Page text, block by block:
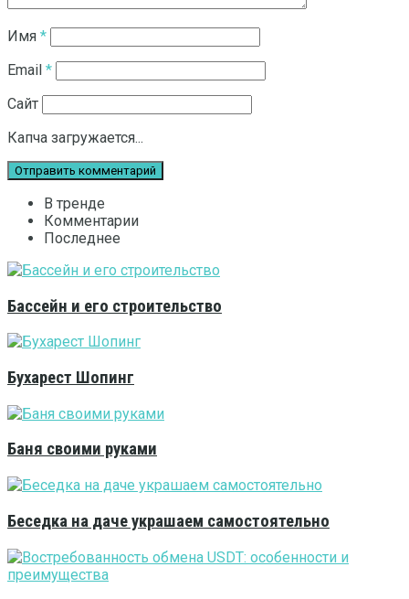
Имя *
Email *
Сайт
Капча загружается...
В тренде
Комментарии
Последнее
Бассейн и его строительство
Бухарест Шопинг
Баня своими руками
Беседка на даче украшаем самостоятельно